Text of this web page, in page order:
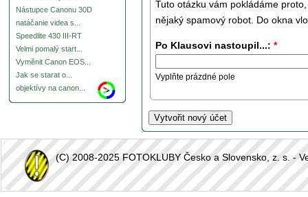
Nástupce Canonu 30D
natáčanie videa s...
Speedlite 430 III-RT
Velmi pomalý start...
Vyměnit Canon EOS...
Jak se starat o...
objektívy na canon...
Tuto otázku vám pokládáme
nějaký spamový robot. Do okna
Po Klausovi nastoupil...: *
Vyplňte prázdné pole
(C) 2008-2025 FOTOKLUBY Česko a Slovensko, z. s. -